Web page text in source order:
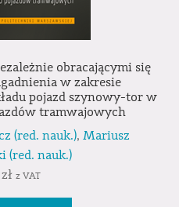
obracającymi się
w zakresie
pojazd szynowy-tor w
tramwajowych
(red. nauk.), Mariusz
(red. nauk.)
zł z VAT